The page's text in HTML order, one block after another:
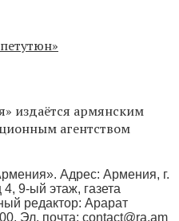
издаётся армянским
агентством
Адрес: Армения, г.
9-ый этаж, газета
редактор: Арарат
Эл. почта: contact@ra.am